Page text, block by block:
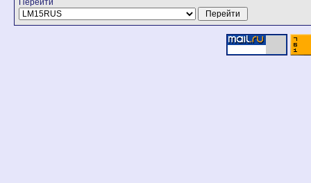
Перейти